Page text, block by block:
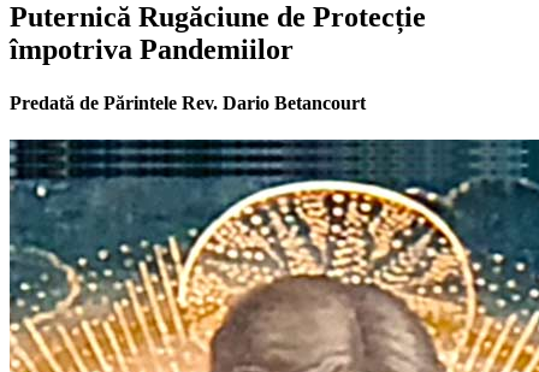
Puternică Rugăciune de Protecție
împotriva Pandemiilor
Predată de Părintele Rev. Dario Betancourt